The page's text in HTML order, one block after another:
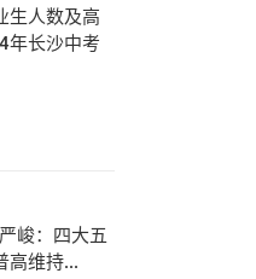
生人数及高
长沙中考
峻：四大五
高维持...